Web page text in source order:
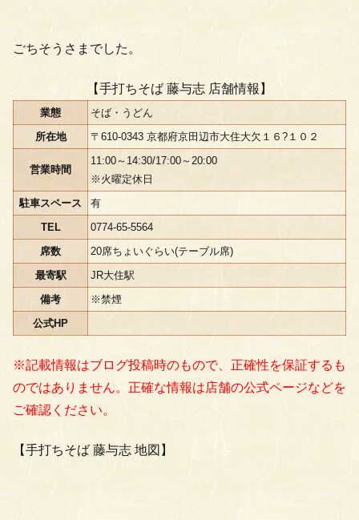
ごちそうさまでした。
【手打ちそば 藤与志 店舗情報】
業態
そば・うどん
所在地
〒610-0343 京都府京田辺市大住大欠１６?１０２
営業時間
11:00～14:30/17:00～20:00
※火曜定休日
駐車スペース
有
TEL
0774-65-5564
席数
20席ちょいぐらい(テーブル席)
最寄駅
JR大住駅
備考
※禁煙
公式HP
※記載情報はブログ投稿時のもので、正確性を保証するも
のではありません。正確な情報は店舗の公式ページなどを
ご確認ください。
【手打ちそば 藤与志 地図】